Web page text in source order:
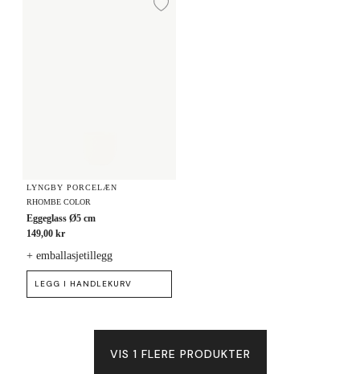
Legg til ønskeliste
LYNGBY PORCELÆN
RHOMBE COLOR
Eggeglass Ø5 cm
149,00 kr
+ emballasjetillegg
LEGG I HANDLEKURV
VIS 1 FLERE PRODUKTER